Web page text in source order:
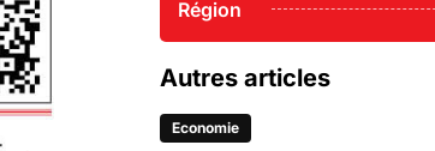
Région
Autres articles
Economie